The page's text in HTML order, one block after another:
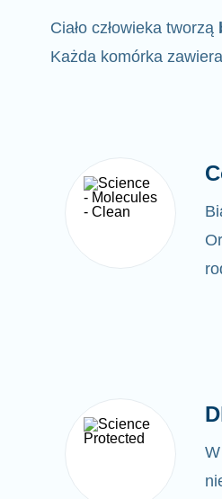
Ciało człowieka tworzą
Każda komórka